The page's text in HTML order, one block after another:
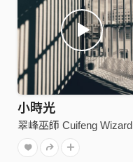
小時光
翠峰巫師 Cuifeng Wizard